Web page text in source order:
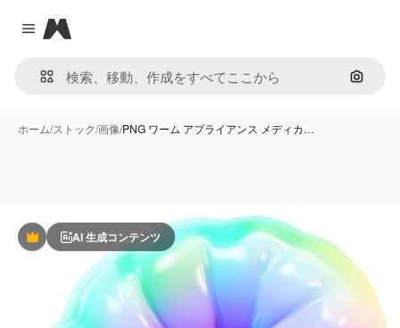
Close menu
Magnific
画像で
ホーム/ストック/画像/PNG ワーム アプライアンス メディカ…
PremiumAI 生成コンテンツ